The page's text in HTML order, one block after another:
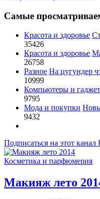
Самые
Красота и здоровье
35426
Красота и здоровье
26758
Разное На цугундер
10999
Компьютеры и
9795
Мода и покупки
9432
Подписаться на этот канал
Косметика и парфюмерия
Макияж лето